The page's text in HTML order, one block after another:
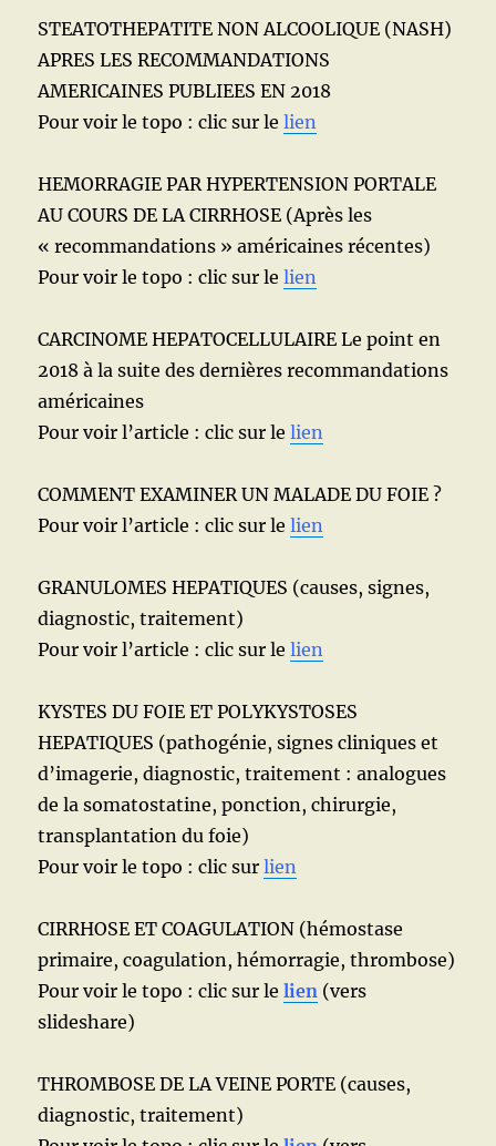
STEATOTHEPATITE NON ALCOOLIQUE (NASH)
APRES LES RECOMMANDATIONS
AMERICAINES PUBLIEES EN 2018
Pour voir le topo : clic sur lelien
HEMORRAGIE PAR HYPERTENSION PORTALE
AU COURS DE LA CIRRHOSE (Après les
« recommandations » américaines récentes)
Pour voir le topo : clic sur lelien
CARCINOME HEPATOCELLULAIRE Le point en
2018 à la suite des dernières recommandations
américaines
Pour voir l’article : clic sur lelien
COMMENT EXAMINER UN MALADE DU FOIE ?
Pour voir l’article : clic sur lelien
GRANULOMES HEPATIQUES (causes, signes,
diagnostic, traitement)
Pour voir l’article : clic sur lelien
KYSTES DU FOIE ET POLYKYSTOSES
HEPATIQUES (pathogénie, signes cliniques et
d’imagerie, diagnostic, traitement : analogues
de la somatostatine, ponction, chirurgie,
transplantation du foie)
Pour voir le topo : clic surlien
CIRRHOSE ET COAGULATION (hémostase
primaire, coagulation, hémorragie, thrombose)
Pour voir le topo : clic sur lelien (vers
slideshare)
THROMBOSE DE LA VEINE PORTE (causes,
diagnostic, traitement)